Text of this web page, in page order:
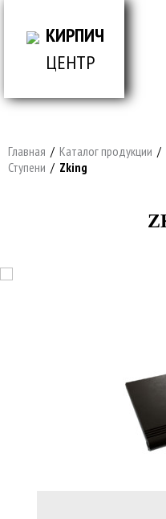
КИРПИЧ
ЦЕНТР
Главная / Каталог продукции /
Ступени / Zking